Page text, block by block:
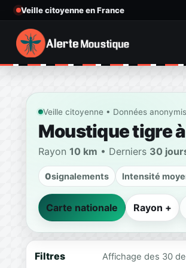
Veille citoyenne en France
Veille citoyenne • Données
Moustique tigre à
Rayon 10 km • Derniers 30
0signalements Intensité
Carte nationale Rayon +
Filtres Affichage des 30